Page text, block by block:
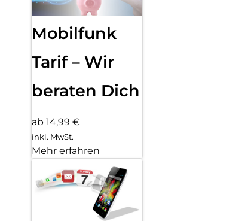
Mobilfunk
Tarif – Wir
beraten Dich
ab 14,99 €
inkl. MwSt.
Mehr erfahren